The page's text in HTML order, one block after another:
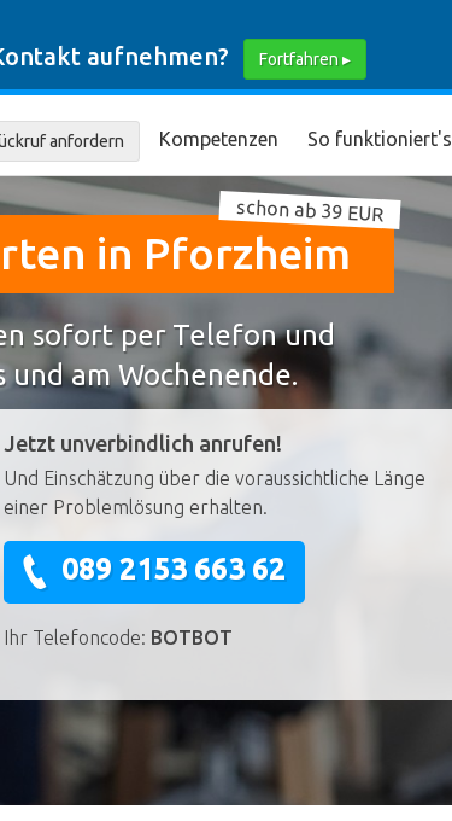
aufnehmen? Fortfahren ▸
anfordern Kompetenzen So funktioniert's
in Pforzheim
schon ab 39 EUR
sofort per Telefon und
am Wochenende.
Jetzt unverbindlich anrufen!
Und Einschätzung über die voraussichtliche Länge
einer Problemlösung erhalten.
089 2153 663 62
Ihr Telefoncode: BOTBOT